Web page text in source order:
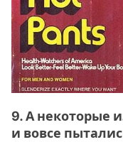
9. А некоторые
и вовсе